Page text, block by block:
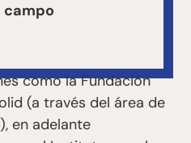
campo
como la Fundación
(a través del área de
en adelante